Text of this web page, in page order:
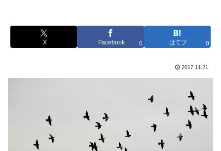
X Facebook 0 はてブ 0
2017.11.21